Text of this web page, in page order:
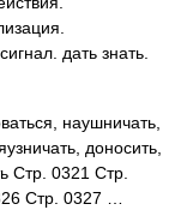
дать знать.
наушничать,
доносить,
Стр. 0321 Стр.
Стр. 0327 …